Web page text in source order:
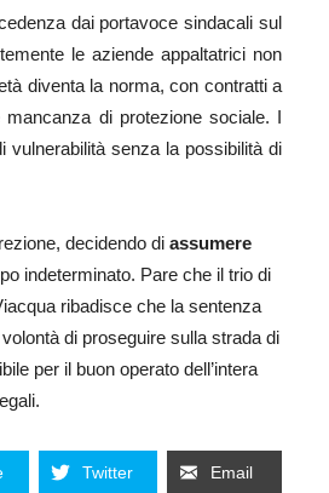
dai portavoce sindacali sul
le aziende appaltatrici non
diventa la norma, con contratti a
di protezione sociale. I
vulnerabilità senza la possibilità di
decidendo di assumere
indeterminato. Pare che il trio di
ribadisce che la sentenza
di proseguire sulla strada di
per il buon operato dell’intera
Twitter Email